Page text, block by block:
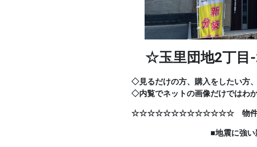
☆玉里団地2丁目
◇見るだけの方、購入をしたい方
◇内覧でネットの画像だけではわ
☆☆☆☆☆☆☆☆☆☆☆☆☆ 物
■地震に強い